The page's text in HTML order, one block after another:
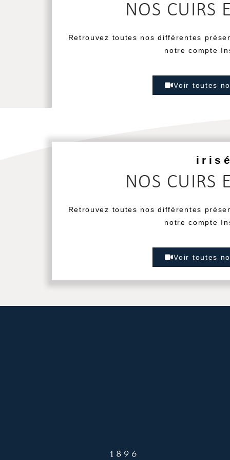
NOS CUIRS
Retrouvez toutes nos différentes
notre compte
Voir toutes
NOS CUIRS
Retrouvez toutes nos différentes
notre compte
Voir toutes